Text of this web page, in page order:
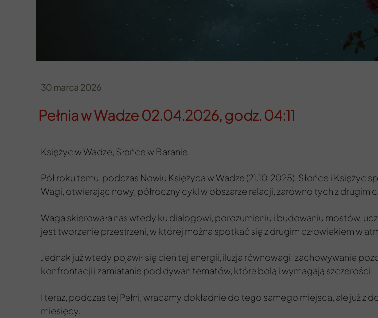
30 marca 2026
Pełnia w Wadze 02.04.2026, godz. 04:11
Księżyc w Wadze, Słońce w Baranie.
Pół roku temu, podczas Nowiu Księżyca w Wadze (21.10.2025), Słońce i Księżyc
Wagi, otwierając nowy, półroczny cykl w obszarze relacji, zarówno tych z drugim
Waga skierowała nas wtedy ku dialogowi, porozumieniu i budowaniu mostów,
jest tworzenie przestrzeni, w której można spotkać się z drugim człowiekiem w
Jednak już wtedy pojawił się cień tej energii, iluzja równowagi: zachowywanie
konfrontacji i zamiatanie pod dywan tematów, które bolą i wymagają szczerości.
I teraz, podczas tej Pełni, wracamy dokładnie do tego samego miejsca, ale już z
miesięcy.